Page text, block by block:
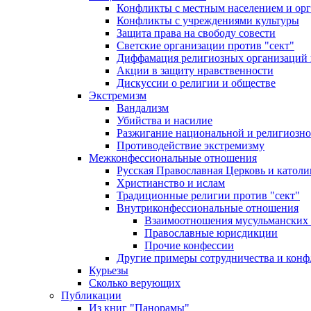
Конфликты с местным населением и
Конфликты с учреждениями культуры
Защита права на свободу совести
Светские организации против "сект"
Диффамация религиозных
Акции в защиту нравственности
Дискуссии о религии и обществе
Экстремизм
Вандализм
Убийства и насилие
Разжигание национальной и
Противодействие экстремизму
Межконфессиональные отношения
Русская Православная Церковь и
Христианство и ислам
Традиционные религии против "сект"
Внутриконфессиональные отношения
Взаимоотношения мусульманских
Православные юрисдикции
Прочие конфессии
Другие примеры сотрудничества и
Курьезы
Сколько верующих
Публикации
Из книг "Панорамы"